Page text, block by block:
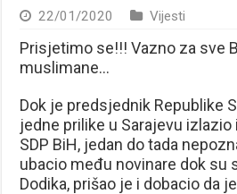
22/01/2020 Vijesti
Prisjetimo se!!! Vazno za sve
muslimane…
Dok je predsjednik Republike
jedne prilike u Sarajevu
SDP BiH, jedan do tada
ubacio među novinare dok su
Dodika, prišao je i dobacio da